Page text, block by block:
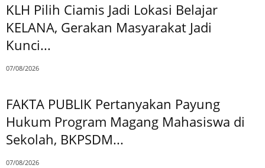
KLH Pilih Ciamis Jadi Lokasi Belajar
KELANA, Gerakan Masyarakat Jadi
Kunci...
07/08/2026
FAKTA PUBLIK Pertanyakan Payung
Hukum Program Magang Mahasiswa di
Sekolah, BKPSDM...
07/08/2026